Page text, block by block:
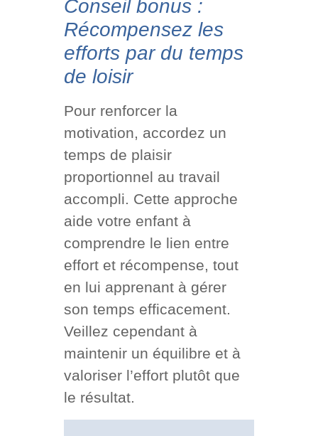
Conseil bonus :
Récompensez les
efforts par du temps
de loisir
Pour renforcer la
motivation, accordez un
temps de plaisir
proportionnel au travail
accompli. Cette approche
aide votre enfant à
comprendre le lien entre
effort et récompense, tout
en lui apprenant à gérer
son temps efficacement.
Veillez cependant à
maintenir un équilibre et à
valoriser l’effort plutôt que
le résultat.